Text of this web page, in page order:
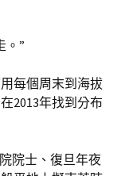
。”
每個周末到海拔
2013年找到分布
院士、復旦年夜